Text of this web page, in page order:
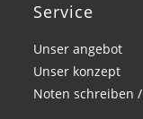
Service
Unser angebot
Unser konzept
Noten schreiben